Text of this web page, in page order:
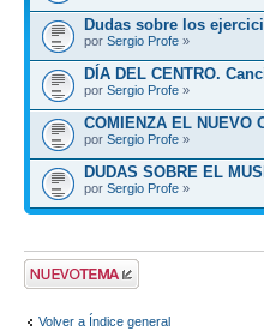
Dudas sobre los
por Sergio Profe »
DÍA DEL CENTRO.
por Sergio Profe »
COMIENZA EL NUEVO
por Sergio Profe »
DUDAS SOBRE EL
por Sergio Profe »
Publicar un nuevo
tema
Volver a Índice general